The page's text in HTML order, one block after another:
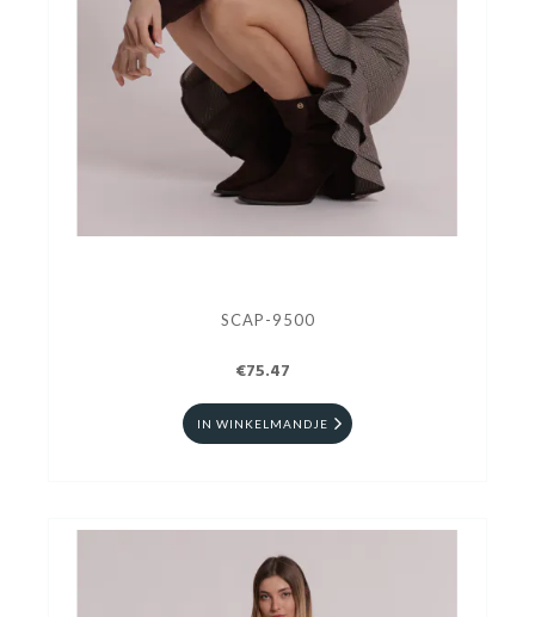
SCAP-9500
€75.47
IN WINKELMANDJE